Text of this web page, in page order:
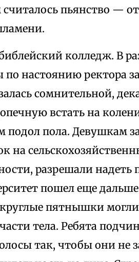
считалось пьянство —
колледж. В
настоянию ректора
сомнительной,
встать на
подол пола. Девушкам
на
разрешали надеть
пошел еще
пятнышки
тела. Ребята
так, чтобы они не